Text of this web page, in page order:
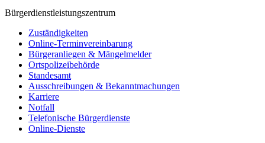
Bürgerdienstleistungszentrum
Zuständigkeiten
Online-Terminvereinbarung
Bürgeranliegen & Mängelmelder
Ortspolizeibehörde
Standesamt
Ausschreibungen & Bekanntmachungen
Karriere
Notfall
Telefonische Bürgerdienste
Online-Dienste